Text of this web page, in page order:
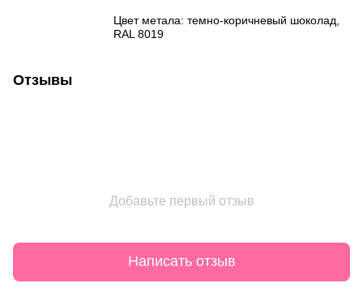
Цвет метала: темно-коричневый шоколад,
RAL 8019
Отзывы
Добавьте первый отзыв
Написать отзыв